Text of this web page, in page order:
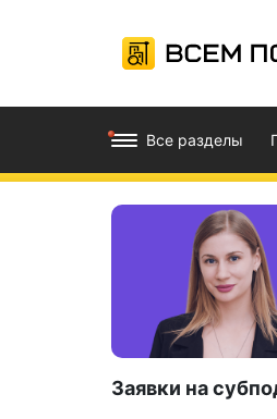
Все разделы
Заявки на